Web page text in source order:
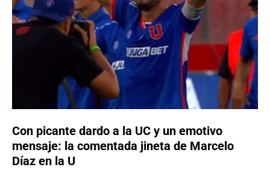
Con picante dardo a la UC y un emotivo
mensaje: la comentada jineta de Marcelo
Díaz en la U